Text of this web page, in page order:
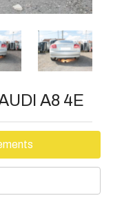
A8 4E